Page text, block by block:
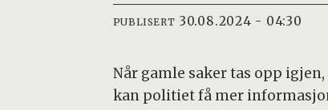
PUBLISERT 30.08.2024 - 04:30
Når gamle saker tas opp
kan politiet få mer